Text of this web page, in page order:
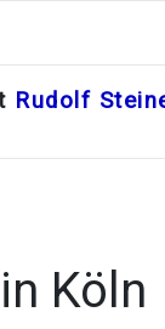
Rudolf
Köln